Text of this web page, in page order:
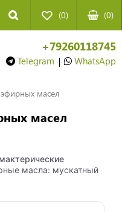
(0) (0)
+79260118745
Telegram | WhatsApp
масел
масел
масла: мускатный